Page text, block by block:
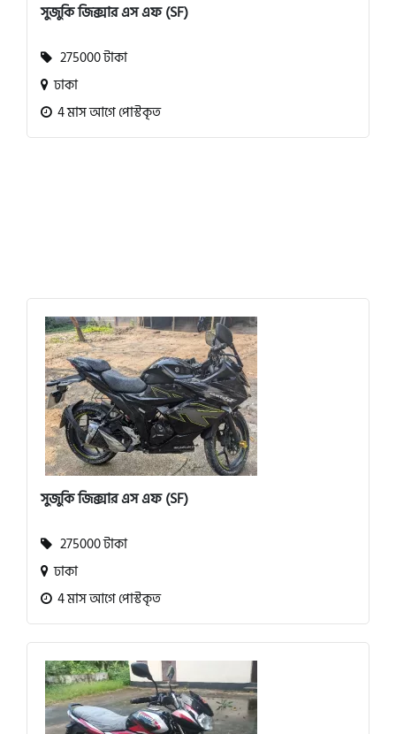
সুজুকি জিক্সার এস এফ (SF)
275000 টাকা
ঢাকা
4 মাস আগে পোস্টকৃত
সুজুকি জিক্সার এস এফ (SF)
275000 টাকা
ঢাকা
4 মাস আগে পোস্টকৃত